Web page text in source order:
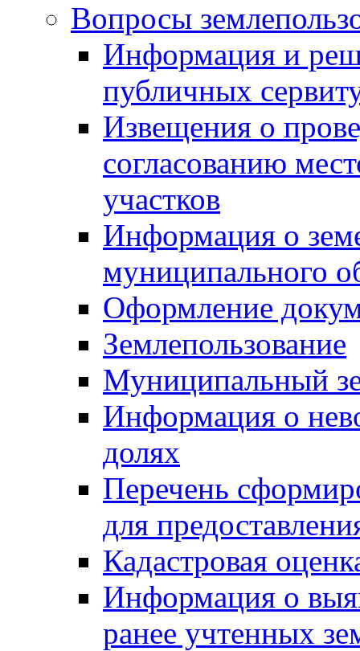
Вопросы
Информация и
публичных
Извещения о
согласованию
участков
Информация о
муниципального
Оформление
Землепользование
Муниципальный
Информация о
долях
Перечень
для
Кадастровая
Информация о
ранее учтенных